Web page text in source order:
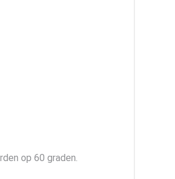
op 60 graden.